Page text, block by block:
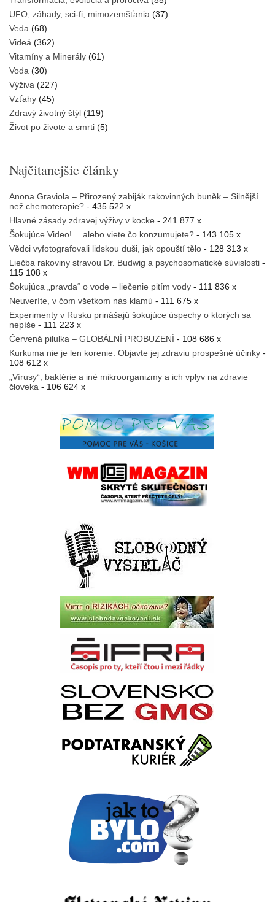
UFO, záhady, sci-fi, mimozemšťania (37)
Veda (68)
Videá (362)
Vitamíny a Minerály (61)
Voda (30)
Výživa (227)
Vzťahy (45)
Zdravý životný štýl (119)
Život po živote a smrti (5)
Najčitanejšie články
Anona Graviola – Přirozený zabiják rakovinných buněk – Silnější
než chemoterapie? - 435 522 x
Hlavné zásady zdravej výživy v kocke - 241 877 x
Šokujúce Video! …alebo viete čo konzumujete? - 143 105 x
Vědci vyfotografovali lidskou duši, jak opouští tělo - 128 313 x
Liečba rakoviny stravou Dr. Budwig a psychosomatické súvislosti -
115 108 x
Šokujúca „pravda“ o vode – liečenie pitím vody - 111 836 x
Neuveríte, v čom všetkom nás klamú - 111 675 x
Experimenty v Rusku prinášajú šokujúce úspechy o ktorých sa
nepíše - 111 223 x
Červená pilulka – GLOBÁLNÍ PROBUZENÍ - 108 686 x
Kurkuma nie je len korenie. Objavte jej zdraviu prospešné účinky -
108 612 x
„Vírusy“, baktérie a iné mikroorganizmy a ich vplyv na zdravie
človeka - 106 624 x